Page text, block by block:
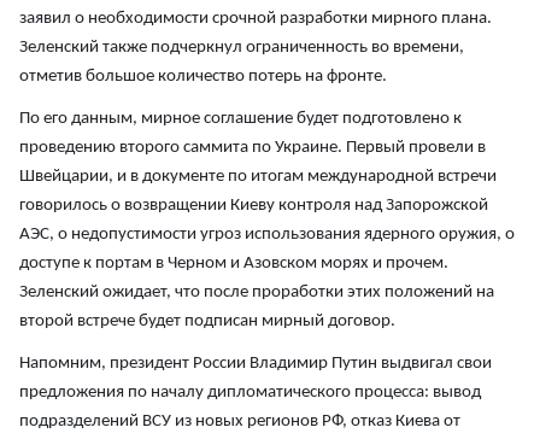
заявил о необходимости срочной разработки мирного плана.
Зеленский также подчеркнул ограниченность во времени,
отметив большое количество потерь на фронте.
По его данным, мирное соглашение будет подготовлено к
проведению второго саммита по Украине. Первый провели в
Швейцарии, и в документе по итогам международной встречи
говорилось о возвращении Киеву контроля над Запорожской
АЭС, о недопустимости угроз использования ядерного оружия, о
доступе к портам в Черном и Азовском морях и прочем.
Зеленский ожидает, что после проработки этих положений на
второй встрече будет подписан мирный договор.
Напомним, президент России Владимир Путин выдвигал свои
предложения по началу дипломатического процесса: вывод
подразделений ВСУ из новых регионов РФ, отказ Киева от